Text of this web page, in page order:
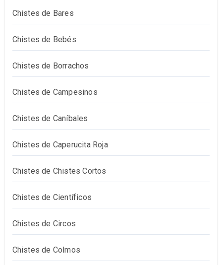
Chistes de Bares
Chistes de Bebés
Chistes de Borrachos
Chistes de Campesinos
Chistes de Caníbales
Chistes de Caperucita Roja
Chistes de Chistes Cortos
Chistes de Científicos
Chistes de Circos
Chistes de Colmos